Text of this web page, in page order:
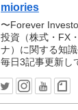
miories
〜Forever
投資（株式・FX
ナ）に関する知
毎日3記事更新し